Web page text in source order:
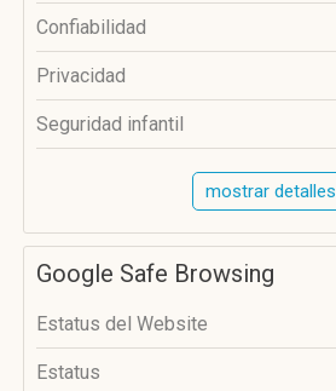
Confiabilidad
Privacidad
Seguridad infantil
mostrar detalles
Google Safe Browsing
Estatus del Website
Estatus